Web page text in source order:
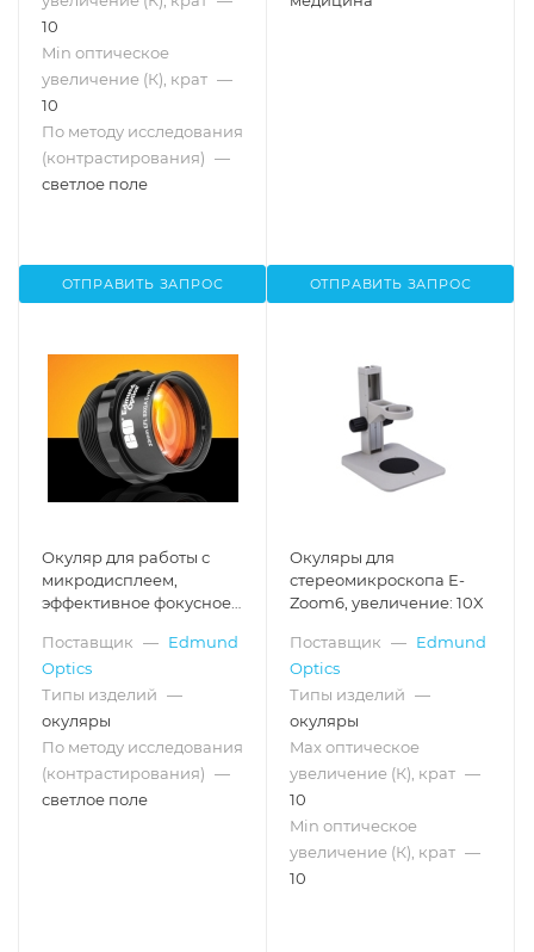
10
Min оптическое
увеличение (К), крат —
10
По методу исследования
(контрастирования) —
светлое поле
ОТПРАВИТЬ ЗАПРОС ОТПРАВИТЬ ЗАПРОС
Окуляр для работы с
микродисплеем,
эффективное фокусное
Поставщик — Edmund
Optics
Типы изделий —
окуляры
По методу исследования
(контрастирования) —
светлое поле
Окуляры для
стереомикроскопа E-
Zoom6, увеличение: 10X
Поставщик — Edmund
Optics
Типы изделий —
окуляры
Max оптическое
увеличение (К), крат —
10
Min оптическое
увеличение (К), крат —
10